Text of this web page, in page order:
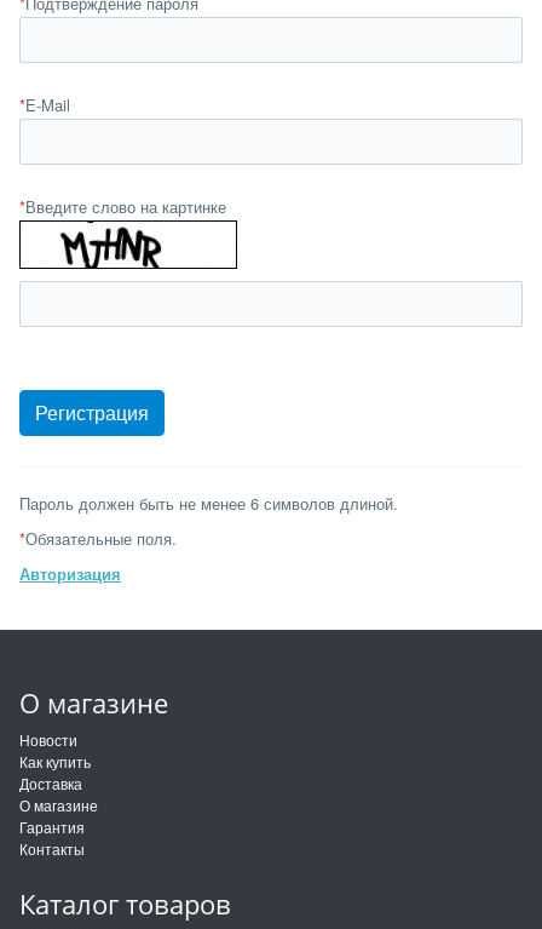
*E-Mail
*Введите слово на картинке
Пароль должен быть не менее 6 символов длиной.
*Обязательные поля.
Авторизация
О магазине
Новости
Как купить
Доставка
О магазине
Гарантия
Контакты
Каталог товаров